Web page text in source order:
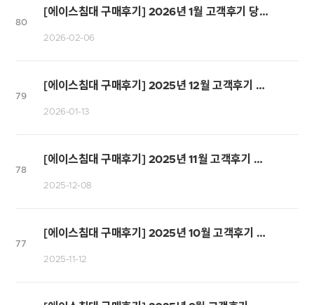
80
[에이스침대 구매후기] 2026년 1월 고객후기 당첨자 발표
2026-02-06
79
[에이스침대 구매후기] 2025년 12월 고객후기 당첨자 발표
2026-01-13
78
[에이스침대 구매후기] 2025년 11월 고객후기 당첨자 발표
2025-12-08
77
[에이스침대 구매후기] 2025년 10월 고객후기 당첨자 발표
2025-11-12